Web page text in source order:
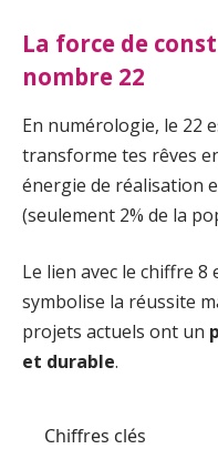
La force de
nombre 22
En numérologie, le 22
transforme tes rêves
énergie de réalisation
(seulement 2% de la
Le lien avec le chiffre 8
symbolise la réussite
projets actuels ont un
et durable.
Chiffres clés